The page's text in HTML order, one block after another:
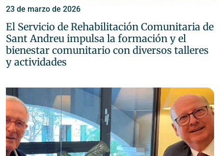
23 de marzo de 2026
El Servicio de Rehabilitación Comunitaria de
Sant Andreu impulsa la formación y el
bienestar comunitario con diversos talleres
y actividades